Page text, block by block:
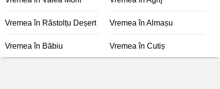
Vremea în Răstolțu Deșert Vremea în Almașu
Vremea în Băbiu Vremea în Cutiș